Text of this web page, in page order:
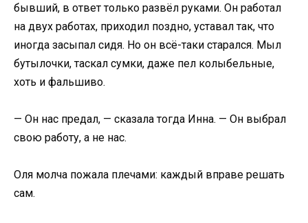
бывший, в ответ только развёл руками. Он работал
на двух работах, приходил поздно, уставал так, что
иногда засыпал сидя. Но он всё-таки старался. Мыл
бутылочки, таскал сумки, даже пел колыбельные,
хоть и фальшиво.
— Он нас предал, — сказала тогда Инна. — Он выбрал
свою работу, а не нас.
Оля молча пожала плечами: каждый вправе решать
сам.